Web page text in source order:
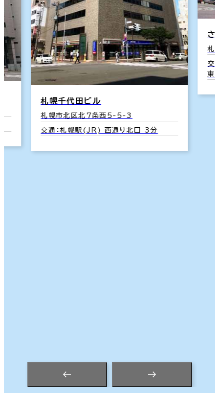
札幌千代田ビル
札幌市北区北７条西5-5-3
交通：札幌駅(JR) 西通り北口 3分
さ
札
交
東